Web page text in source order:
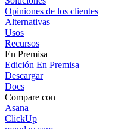
Opiniones de los clientes
Alternativas
Usos
Recursos
En Premisa
Edición En Premisa
Descargar
Docs
Compare con
Asana
ClickUp